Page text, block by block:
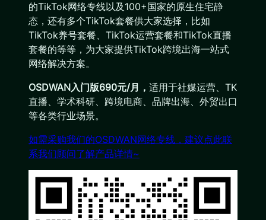
的TikTok网络专线以及100+国家的原生住宅静
态，还有多个TikTok套餐供大家选择，比如
TikTok养号套餐、TikTok运营套餐和TikTok直播
套餐的等等，为大家提供TikTok跨境出海一站式
网络解决方案。
OSDWAN入门版690元/月， 适用于社媒运营、TK
直播、学术科研、跨境电商、品牌出海、外贸出口
等各类行业场景。
如需采购我们的OSDWAN网络专线，建议点此联
系我们顾问了解产品详情~​